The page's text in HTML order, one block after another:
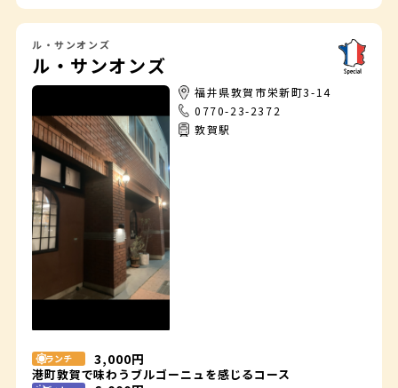
ル・サンオンズ
ル・サンオンズ
福井県敦賀市栄新町3-14
0770-23-2372
敦賀駅
ランチ
港町敦賀で味わうブルゴーニュを感じるコース
3,000円